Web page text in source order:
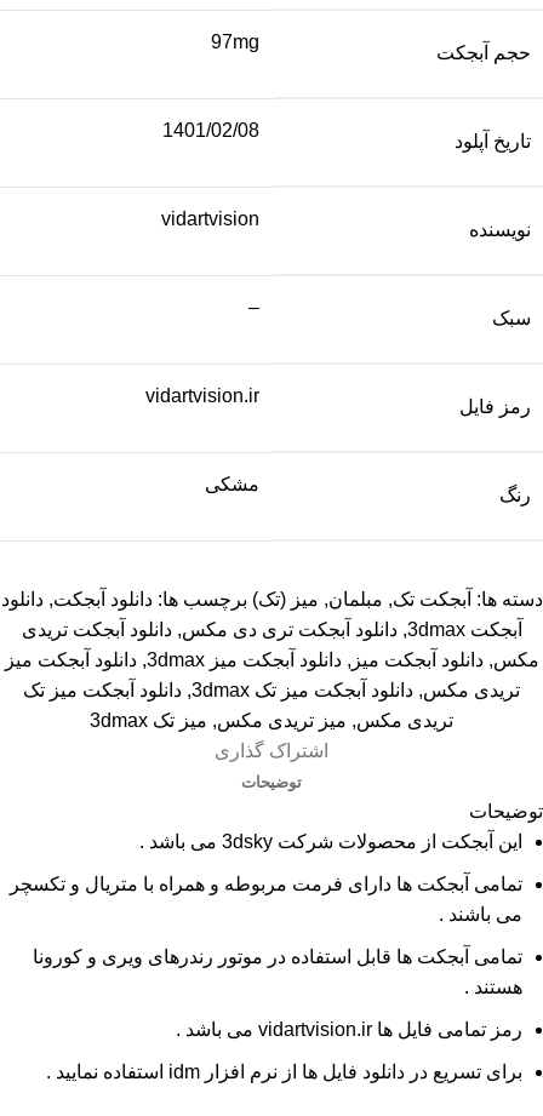
حجم آبجکت
97mg
تاریخ آپلود
1401/02/08
نویسنده
vidartvision
سبک
–
رمز فایل
vidartvision.ir
رنگ
مشکی
دسته ها: آبجکت تک, مبلمان, میز (تک) برچسب ها: دانلود آبجکت, دانلود
آبجکت 3dmax
, دانلود آبجکت تری دی مکس, دانلود آبجکت تریدی
مکس, دانلود آبجکت میز , دانلود آبجکت میز 3dmax , دانلود آبجکت میز
تریدی مکس, دانلود آبجکت میز تک 3dmax , دانلود آبجکت میز تک
تریدی مکس, میز تریدی مکس, میز تک 3dmax
اشتراک گذاری
توضیحات
توضیحات
این آبجکت از محصولات شرکت 3dsky می باشد .
تمامی آبجکت ها دارای فرمت مربوطه و همراه با متریال و تکسچر
می باشند .
تمامی آبجکت ها قابل استفاده در موتور رندرهای ویری و کورونا
هستند .
رمز تمامی فایل ها vidartvision.ir می باشد .
برای تسریع در دانلود فایل ها از نرم افزار idm استفاده نمایید .